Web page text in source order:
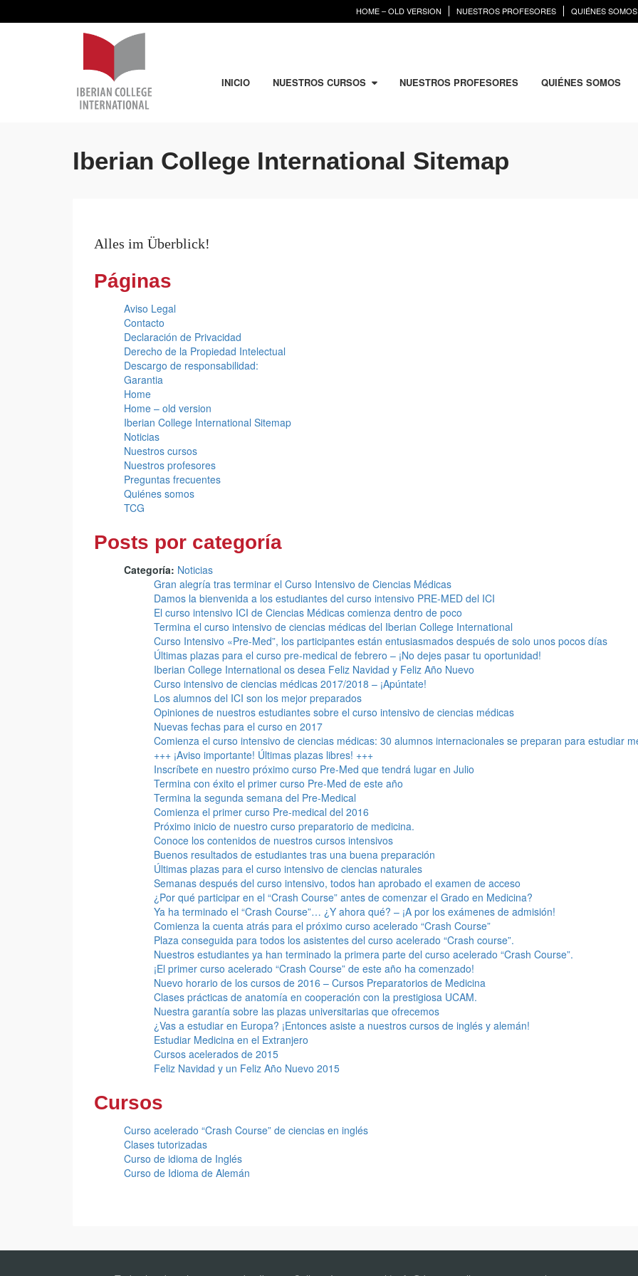
HOME – OLD VERSION NUESTROS PROFESORES QUIÉNES SOMOS
INICIO NUESTROS CURSOS NUESTROS PROFESORES QUIÉNES SOMOS
Iberian College International Sitemap
Alles im Überblick!
Páginas
Aviso Legal
Contacto
Declaración de Privacidad
Derecho de la Propiedad Intelectual
Descargo de responsabilidad:
Garantia
Home
Home – old version
Iberian College International Sitemap
Noticias
Nuestros cursos
Nuestros profesores
Preguntas frecuentes
Quiénes somos
TCG
Posts por categoría
Categoría: Noticias
Gran alegría tras terminar el Curso Intensivo de Ciencias Médicas
Damos la bienvenida a los estudiantes del curso intensivo PRE-MED del ICI
El curso intensivo ICI de Ciencias Médicas comienza dentro de poco
Termina el curso intensivo de ciencias médicas del Iberian College International
Curso Intensivo «Pre-Med”, los participantes están entusiasmados después de solo unos pocos días
Últimas plazas para el curso pre-medical de febrero – ¡No dejes pasar tu oportunidad!
Iberian College International os desea Feliz Navidad y Feliz Año Nuevo
Curso intensivo de ciencias médicas 2017/2018 – ¡Apúntate!
Los alumnos del ICI son los mejor preparados
Opiniones de nuestros estudiantes sobre el curso intensivo de ciencias médicas
Nuevas fechas para el curso en 2017
Comienza el curso intensivo de ciencias médicas: 30 alumnos internacionales se preparan para estudiar
+++ ¡Aviso importante! Últimas plazas libres! +++
Inscríbete en nuestro próximo curso Pre-Med que tendrá lugar en Julio
Termina con éxito el primer curso Pre-Med de este año
Termina la segunda semana del Pre-Medical
Comienza el primer curso Pre-medical del 2016
Próximo inicio de nuestro curso preparatorio de medicina.
Conoce los contenidos de nuestros cursos intensivos
Buenos resultados de estudiantes tras una buena preparación
Últimas plazas para el curso intensivo de ciencias naturales
Semanas después del curso intensivo, todos han aprobado el examen de acceso
¿Por qué participar en el “Crash Course” antes de comenzar el Grado en Medicina?
Ya ha terminado el “Crash Course”… ¿Y ahora qué? – ¡A por los exámenes de admisión!
Comienza la cuenta atrás para el próximo curso acelerado “Crash Course”
Plaza conseguida para todos los asistentes del curso acelerado “Crash course”.
Nuestros estudiantes ya han terminado la primera parte del curso acelerado “Crash Course”.
¡El primer curso acelerado “Crash Course” de este año ha comenzado!
Nuevo horario de los cursos de 2016 – Cursos Preparatorios de Medicina
Clases prácticas de anatomía en cooperación con la prestigiosa UCAM.
Nuestra garantía sobre las plazas universitarias que ofrecemos
¿Vas a estudiar en Europa? ¡Entonces asiste a nuestros cursos de inglés y alemán!
Estudiar Medicina en el Extranjero
Cursos acelerados de 2015
Feliz Navidad y un Feliz Año Nuevo 2015
Cursos
Curso acelerado “Crash Course” de ciencias en inglés
Clases tutorizadas
Curso de idioma de Inglés
Curso de Idioma de Alemán